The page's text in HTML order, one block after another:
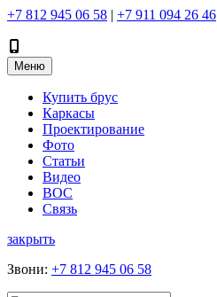
+7 812 945 06 58 | +7 911 094 26 46
Меню
Купить брус
Каркасы
Проектирование
Фото
Статьи
Видео
ВОС
Связь
закрыть
Звони: +7 812 945 06 58